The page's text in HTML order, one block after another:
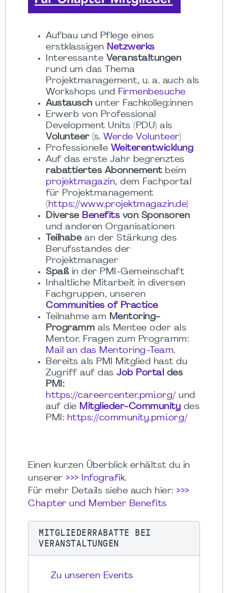
Aufbau und Pflege eines
erstklassigen Netzwerks
Interessante Veranstaltungen
rund um das Thema
Projektmanagement, u. a. auch als
Workshops und Firmenbesuche
Austausch unter Fachkolleg:innen
Erwerb von Professional
Development Units (PDU) als
Volunteer(s. Werde Volunteer)
Professionelle Weiterentwicklung
Auf das erste Jahr begrenztes
rabattiertes Abonnementbeim
projektmagazin, dem Fachportal
für Projektmanagement
( https://www.projektmagazin.de)
Diverse Benefits von Sponsoren
und anderen Organisationen
Teilhabean der Stärkung des
Berufsstandes der
Projektmanager
Spaßin der PMI-Gemeinschaft
Inhaltliche Mitarbeit in diversen
Fachgruppen, unseren
Communities of Practice
Teilnahme am Mentoring-
Programm als Mentee oder als
Mentor. Fragen zum Programm:
Mail an das Mentoring-Team.
Bereits als PMI Mitglied hast du
Zugriff auf das Job Portal des
PMI:
https://careercenter.pmi.org/ und
auf die Mitglieder-Community des
PMI: https://community.pmi.org/
Einen kurzen Überblick erhältst du in
unserer >>> Infografik.
Für mehr Details siehe auch hier: >>>
Chapter und Member Benefits
MITGLIEDERRABATTE BEI
VERANSTALTUNGEN
Zu unseren Events